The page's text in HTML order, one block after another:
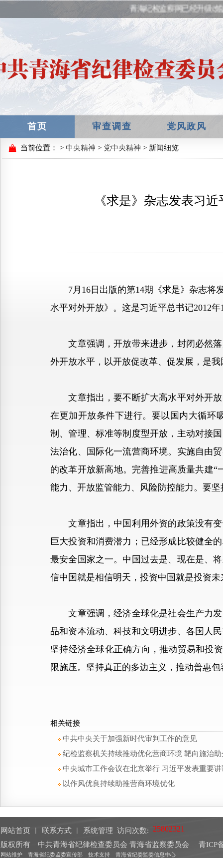
青海纪检监察网已经升级改
首页 审查调查 党风政风
当前位置： > 中央精神 > 党中央精神 > 新闻细览
《求是》杂志发表习
7月16日出版的第14期《求是》杂志将
水平对外开放》。这是习近平总书记2012
文章强调，开放带来进步，封闭必然落
外开放水平，以开放促改革、促发展，是
文章指出，要不断扩大高水平对外开放
在更加开放条件下进行。要以国内大循环
制、管理、标准等制度型开放，主动对接
法治化、国际化一流营商环境。实施自由
的改革开放新高地。完善推进高质量共建
能力、开放监管能力、风险防控能力。要
文章指出，中国利用外资的政策没有变
巨大投资和消费潜力；已经形成比较健全
最安全国家之一。中国过去是、现在是、
信中国就是相信明天，投资中国就是投资未
文章强调，经济全球化是社会生产力发
品和资本流动、科技和文明进步、各国人
坚持经济全球化正确方向，推动贸易和投
限施压。坚持真正的多边主义，推动普惠
相关链接
中共中央关于加强新时代审判工作的意见
纪检监察机关持续推动优化营商环境 靶向施治
中央城市工作会议在北京举行 习近平发表重要讲
以作风优良持续助推营商环境优化
网站首页 联系方式 系统管理 访问次数:
版权所有 中共青海省纪律检查委员会 青海省监察委员会
青ICP
网站维护 青海省纪委监委宣传部 技术支持 青海省纪委监委信息中心